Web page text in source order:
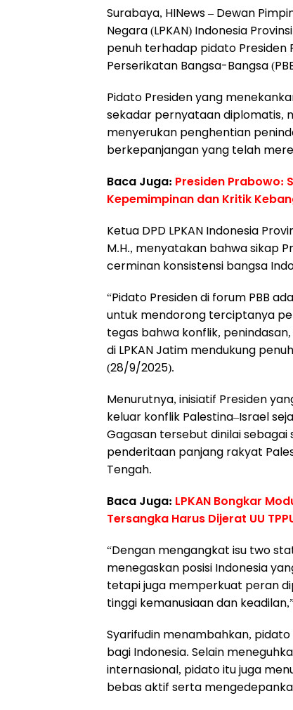
Surabaya, HINews – Dewan
Negara (LPKAN) Indonesia
penuh terhadap pidato Presiden
Perserikatan Bangsa-Bangsa
Pidato Presiden yang
sekadar pernyataan diplomatis,
menyerukan penghentian
berkepanjangan yang telah
Baca Juga: Presiden Prabowo:
Kepemimpinan dan Kritik
Ketua DPD LPKAN Indonesia
M.H., menyatakan bahwa sikap
cerminan konsistensi bangsa
“Pidato Presiden di forum PBB
untuk mendorong terciptanya
tegas bahwa konflik,
di LPKAN Jatim mendukung
(28/9/2025).
Menurutnya, inisiatif Presiden
keluar konflik Palestina–Israel
Gagasan tersebut dinilai
penderitaan panjang rakyat
Tengah.
Baca Juga: LPKAN Bongkar
Tersangka Harus Dijerat UU
“Dengan mengangkat isu two
menegaskan posisi Indonesia
tetapi juga memperkuat peran
tinggi kemanusiaan dan
Syarifudin menambahkan,
bagi Indonesia. Selain
internasional, pidato itu juga
bebas aktif serta